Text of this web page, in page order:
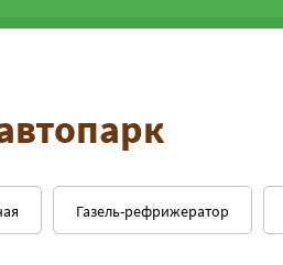
Газель-рефрижератор